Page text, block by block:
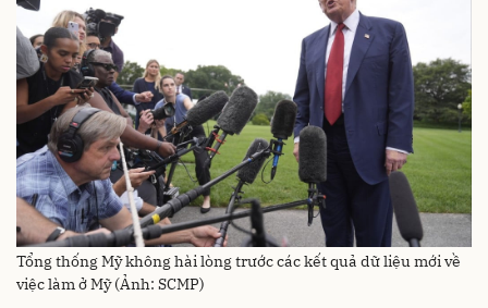
Tổng thống Mỹ không hài lòng trước các kết quả dữ liệu mới về
việc làm ở Mỹ (Ảnh: SCMP)